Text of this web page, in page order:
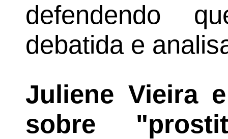
defendendo
debatida e
Juliene Vieira
sobre